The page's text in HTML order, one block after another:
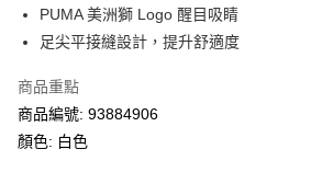
每筆HK$30.00，滿HK$399.00或以上免運費
PUMA 美洲獅 Logo 醒目吸睛
足尖平接縫設計，提升舒適度
商品重點
商品編號: 93884906
顏色: 白色